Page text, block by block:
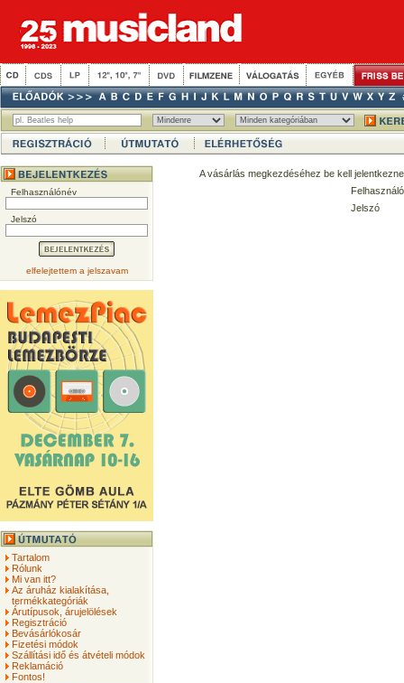
Felhasználónév
Jelszó
elfelejtettem a jelszavam
Tartalom
Rólunk
Mi van itt?
Az áruház kialakítása,
termékkategóriák
Árutípusok, árujelölések
Regisztráció
Bevásárlókosár
Fizetési módok
Szállítási idő és átvételi módok
Reklamáció
Fontos!
A vásárlás megkezdéséhez be kell
Jelszó